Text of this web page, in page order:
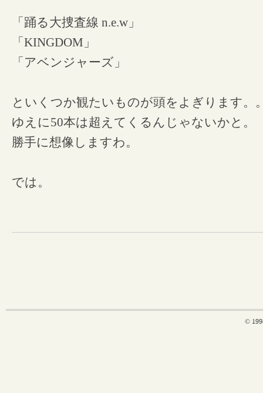
「踊る大捜査線 n.e.w」
「KINGDOM」
「アベンジャーズ」
といくつか観たいものが頭をよぎります。
ゆえに50本は超えてくるんじゃないかと。
勝手に想像しますわ。
では。
©